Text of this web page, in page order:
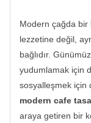
Modern çağda bir
lezzetine değil,
bağlıdır.
yudumlamak için
sosyalleşmek için
modern cafe
araya getiren bir